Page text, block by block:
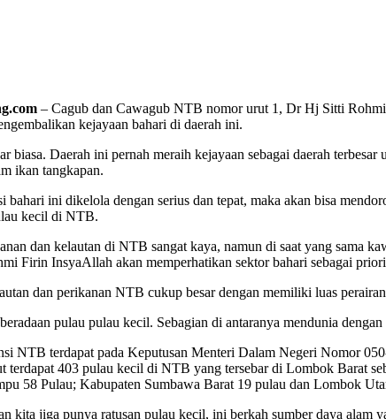
– Cagub dan Cawagub NTB nomor urut 1, Dr Hj Sitti
kejayaan bahari di daerah ini.
biasa. Daerah ini pernah meraih kejayaan sebagai daerah
ikan tangkapan.
ini dikelola dengan serius dan tepat, maka akan bisa
kecil di NTB.
dan kelautan di NTB sangat kaya, namun di saat yang sama
Firin InsyaAllah akan memperhatikan sektor bahari sebagai
dan perikanan NTB cukup besar dengan memiliki luas
pulau pulau kecil. Sebagian di antaranya mendunia
NTB terdapat pada Keputusan Menteri Dalam Negeri Nomor
terdapat 403 pulau kecil di NTB yang tersebar di Lombok Barat
58 Pulau; Kabupaten Sumbawa Barat 19 pulau dan Lombok
kita jiga punya ratusan pulau kecil, ini berkah sumber daya